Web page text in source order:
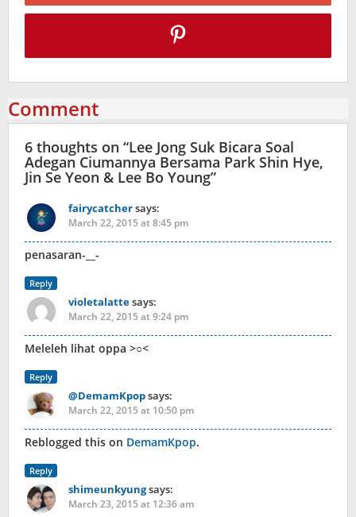
Comment
6 thoughts on “Lee Jong Suk Bicara Soal
Adegan Ciumannya Bersama Park Shin Hye,
Jin Se Yeon & Lee Bo Young”
fairycatchersays:
March 22, 2015 at 8:45 pm
penasaran-__-
Reply
violetalattesays:
March 22, 2015 at 9:24 pm
Meleleh lihat oppa >○<
Reply
@DemamKpopsays:
March 22, 2015 at 10:50 pm
Reblogged this on DemamKpop.
Reply
shimeunkyungsays:
March 23, 2015 at 12:36 am